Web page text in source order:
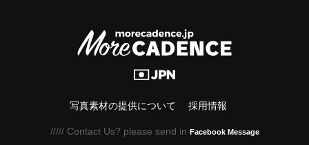
写真素材の提供について 採用情報
///// Contact Us? please send in Facebook Message